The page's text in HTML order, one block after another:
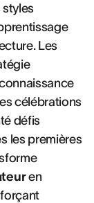
Les
célébrations
défis
les premières
en